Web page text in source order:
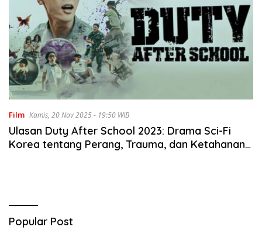
Film Kamis, 20 Nov 2025 - 19:50 WIB
Ulasan Duty After School 2023: Drama Sci-Fi
Korea tentang Perang, Trauma, dan Ketahanan
Popular Post